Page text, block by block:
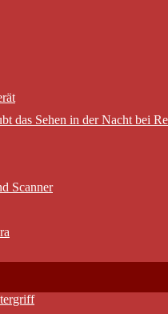
das Sehen in der Nacht bei
Scanner